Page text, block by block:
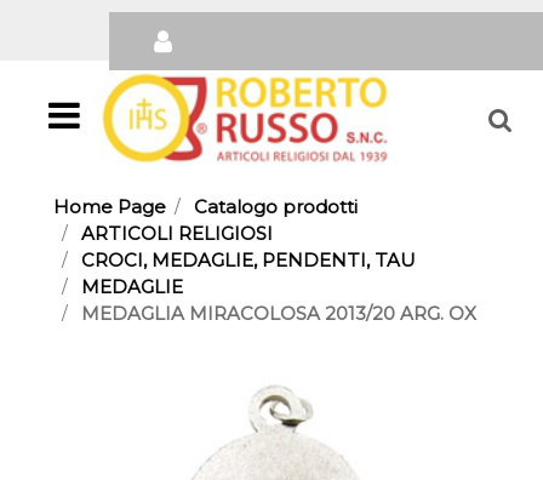
Open
Home Page
Catalogo prodotti
ARTICOLI RELIGIOSI
CROCI, MEDAGLIE, PENDENTI, TAU
MEDAGLIE
MEDAGLIA MIRACOLOSA 2013/20 ARG. OX